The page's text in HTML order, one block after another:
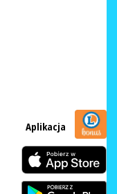
Aplikacja